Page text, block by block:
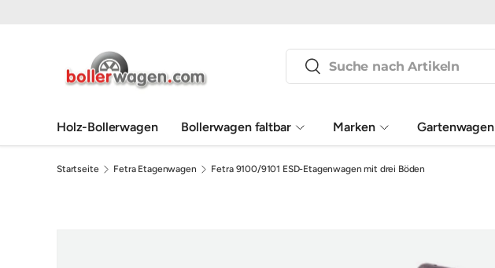
Suchen
Suchen
Holz-Bollerwagen Bollerwagen faltbar Marken Gartenwagen
Startseite Fetra Etagenwagen Fetra 9100/9101 ESD-Etagenwagen mit drei Böden